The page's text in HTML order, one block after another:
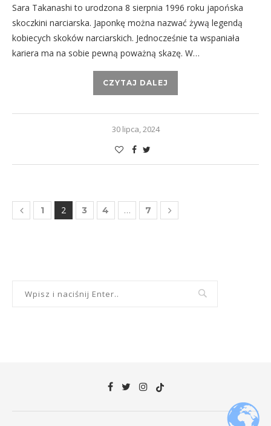
Sara Takanashi to urodzona 8 sierpnia 1996 roku japońska
skoczkini narciarska. Japonkę można nazwać żywą legendą
kobiecych skoków narciarskich. Jednocześnie ta wspaniała
kariera ma na sobie pewną poważną skazę. W…
CZYTAJ DALEJ
30 lipca, 2024
1 2 3 4 … 7